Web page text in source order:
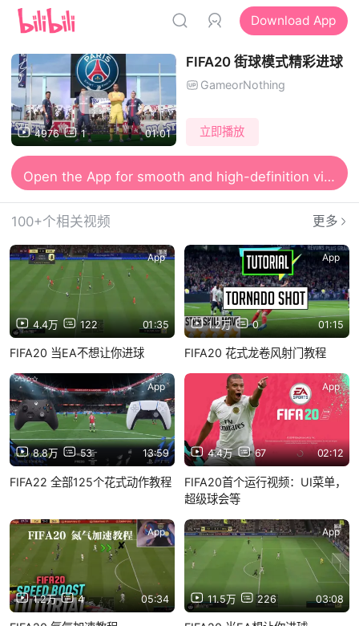
Download App
4976 1 01:01
FIFA20 街球模式精彩进球
GameorNothing
立即播放
100+个相关视频 更多
4.4万 122 01:35
App
FIFA20 当EA不想让你进球
1.2万 0 01:15
App
FIFA20 花式龙卷风射门教程
8.8万 53 13:59
App
FIFA22 全部125个花式动作教程
4.4万 67 02:12
App
FIFA20首个运行视频：UI菜单，
超级球会等
1.2万 4 05:34
App
11.5万 226 03:08
App